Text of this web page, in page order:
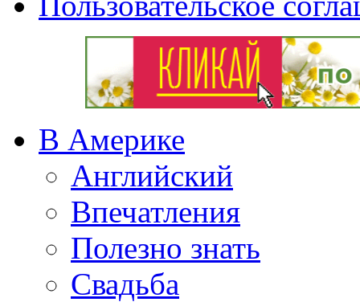
В Америке
Английский
Впечатления
Полезно знать
Свадьба